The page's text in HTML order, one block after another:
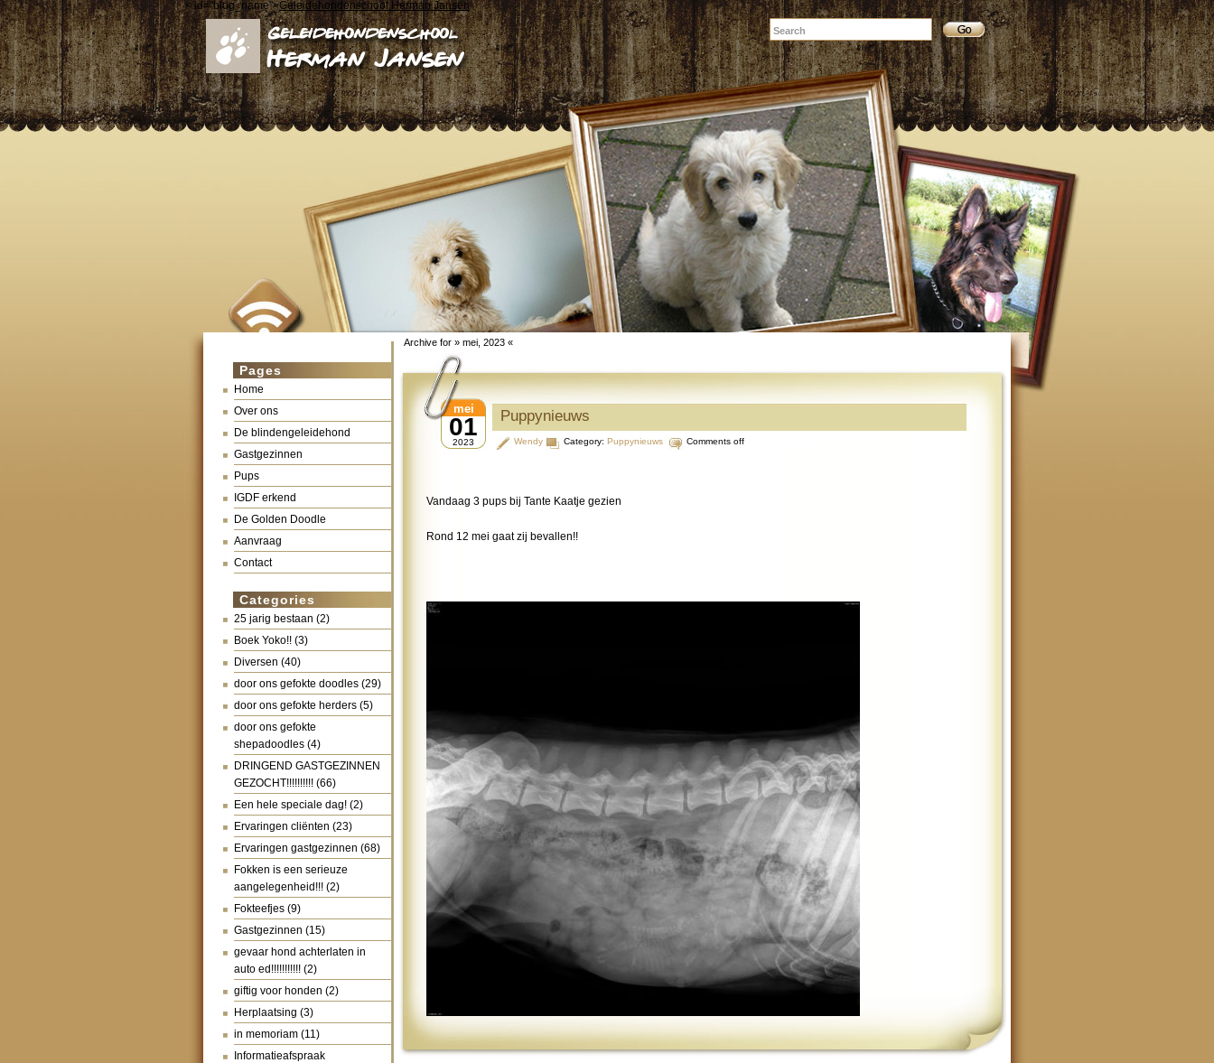
< id="blog_name">Geleidehondenschool Herman Jansen
Pages
Home
Over ons
De blindengeleidehond
Gastgezinnen
Pups
IGDF erkend
De Golden Doodle
Aanvraag
Contact
Categories
25 jarig bestaan (2)
Boek Yoko!! (3)
Diversen (40)
door ons gefokte doodles (29)
door ons gefokte herders (5)
door ons gefokte
shepadoodles (4)
DRINGEND GASTGEZINNEN
GEZOCHT!!!!!!!!!! (66)
Een hele speciale dag! (2)
Ervaringen cliënten (23)
Ervaringen gastgezinnen (68)
Fokken is een serieuze
aangelegenheid!!! (2)
Fokteefjes (9)
Gastgezinnen (15)
gevaar hond achterlaten in
auto ed!!!!!!!!!!! (2)
giftig voor honden (2)
Herplaatsing (3)
in memoriam (11)
Informatieafspraak
Archive for » mei, 2023 «
Puppynieuws
01
mei
2023 Wendy Category: Puppynieuws Comments off
Vandaag 3 pups bij Tante Kaatje gezien
Rond 12 mei gaat zij bevallen!!